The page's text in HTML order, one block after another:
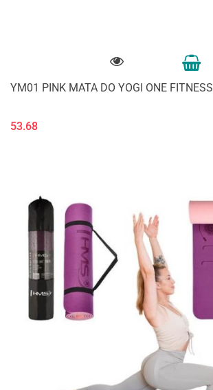
YM01 PINK MATA DO YOGI ONE FITNESS
53.68